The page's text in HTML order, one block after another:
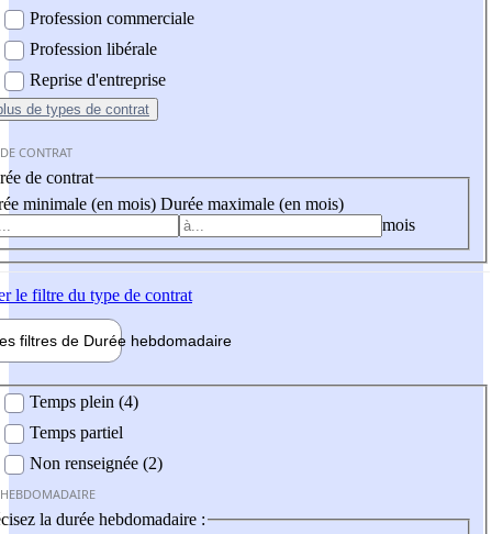
Profession commerciale
Profession libérale
Reprise d'entreprise
de types de contrat
CONTRAT
de contrat
minimale (en mois) Durée maximale (en mois)
mois
le filtre du type de contrat
filtres de Durée hebdomadaire
Temps plein (4)
Temps partiel
Non renseignée (2)
la durée hebdomadaire :